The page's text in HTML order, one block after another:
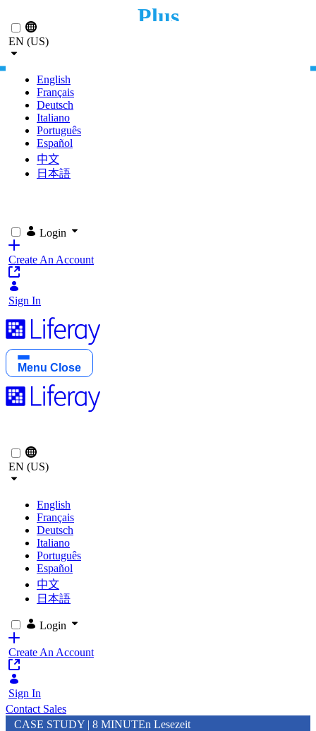
EN (US)
English
Français
Deutsch
Italiano
Português
Español
中文
日本語
Login
Create An Account
Sign In
Menu Close
EN (US)
English
Français
Deutsch
Italiano
Português
Español
中文
日本語
Login
Create An Account
Sign In
Contact Sales
CASE STUDY | 8 MINUTEn Lesezeit
Plus